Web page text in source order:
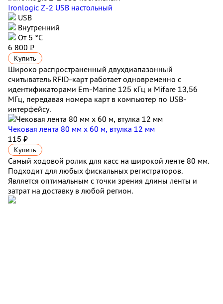
Ironlogic Z-2 USB настольный
USB
Внутренний
От 5 °С
6 800 ₽
Купить
Широко распространенный двухдиапазонный
считыватель RFID-карт работает одновременно с
идентификаторами Em-Marine 125 кГц и Mifare 13,56
МГц, передавая номера карт в компьютер по USB-
интерфейсу.
Чековая лента 80 мм x 60 м, втулка 12 мм
115 ₽
Купить
Самый ходовой ролик для касс на широкой ленте 80 мм.
Подходит для любых фискальных регистраторов.
Является оптимальным с точки зрения длины ленты и
затрат на доставку в любой регион.